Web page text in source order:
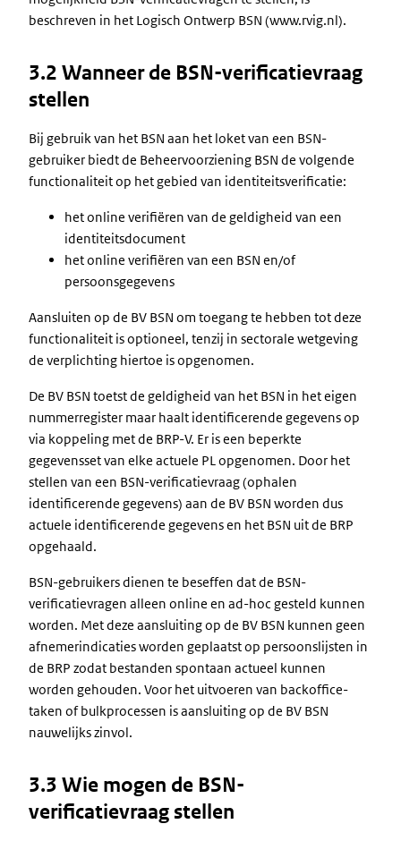
beschreven in het Logisch Ontwerp BSN (www.rvig.nl).
3.2 Wanneer de BSN-verificatievraag
stellen
Bij gebruik van het BSN aan het loket van een BSN-
gebruiker biedt de Beheervoorziening BSN de volgende
functionaliteit op het gebied van identiteitsverificatie:
het online verifiëren van de geldigheid van een
identiteitsdocument
het online verifiëren van een BSN en/of
persoonsgegevens
Aansluiten op de BV BSN om toegang te hebben tot deze
functionaliteit is optioneel, tenzij in sectorale wetgeving
de verplichting hiertoe is opgenomen.
De BV BSN toetst de geldigheid van het BSN in het eigen
nummerregister maar haalt identificerende gegevens op
via koppeling met de BRP-V. Er is een beperkte
gegevensset van elke actuele PL opgenomen. Door het
stellen van een BSN-verificatievraag (ophalen
identificerende gegevens) aan de BV BSN worden dus
actuele identificerende gegevens en het BSN uit de BRP
opgehaald.
BSN-gebruikers dienen te beseffen dat de BSN-
verificatievragen alleen online en ad-hoc gesteld kunnen
worden. Met deze aansluiting op de BV BSN kunnen geen
afnemerindicaties worden geplaatst op persoonslijsten in
de BRP zodat bestanden spontaan actueel kunnen
worden gehouden. Voor het uitvoeren van backoffice-
taken of bulkprocessen is aansluiting op de BV BSN
nauwelijks zinvol.
3.3 Wie mogen de BSN-
verificatievraag stellen